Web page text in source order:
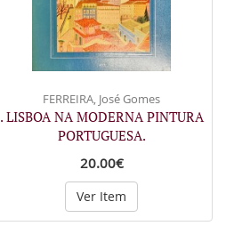
FERREIRA, José Gomes
. LISBOA NA MODERNA PINTURA
PORTUGUESA.
20.00€
Ver Item